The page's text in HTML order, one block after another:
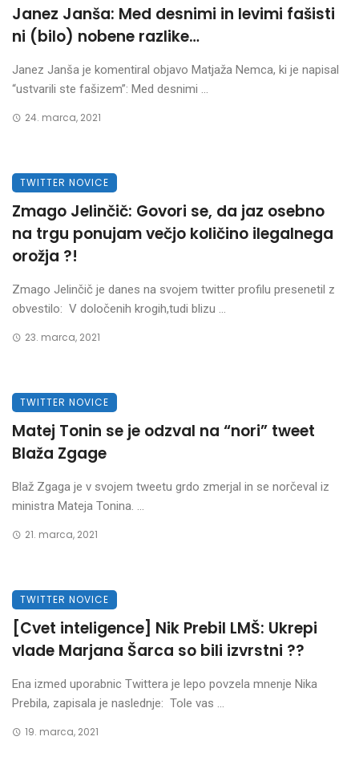
Janez Janša: Med desnimi in levimi fašisti
ni (bilo) nobene razlike…
Janez Janša je komentiral objavo Matjaža Nemca, ki je napisal
“ustvarili ste fašizem”: Med desnimi ...
24. marca, 2021
TWITTER NOVICE
Zmago Jelinčič: Govori se, da jaz osebno
na trgu ponujam večjo količino ilegalnega
orožja ?!
Zmago Jelinčič je danes na svojem twitter profilu presenetil z
obvestilo: V določenih krogih,tudi blizu ...
23. marca, 2021
TWITTER NOVICE
Matej Tonin se je odzval na “nori” tweet
Blaža Zgage
Blaž Zgaga je v svojem tweetu grdo zmerjal in se norčeval iz
ministra Mateja Tonina. ...
21. marca, 2021
TWITTER NOVICE
[Cvet inteligence] Nik Prebil LMŠ: Ukrepi
vlade Marjana Šarca so bili izvrstni ??
Ena izmed uporabnic Twittera je lepo povzela mnenje Nika
Prebila, zapisala je naslednje: Tole vas ...
19. marca, 2021